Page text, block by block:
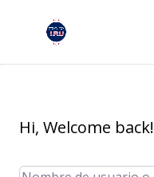
Hi, Welcome back!